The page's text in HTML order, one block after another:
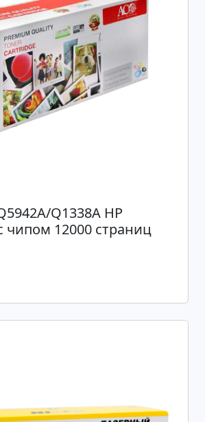
Q1338A HP
чипом 12000 страниц